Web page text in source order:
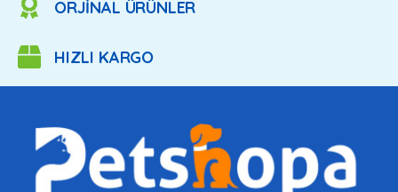
ORJİNAL ÜRÜNLER
HIZLI KARGO